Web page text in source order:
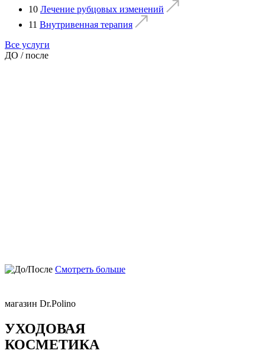
10 Лечение рубцовых изменений
11 Внутривенная терапия
Все услуги
ДО / после
Смотреть больше
магазин Dr.Polino
УХОДОВАЯ
КОСМЕТИКА